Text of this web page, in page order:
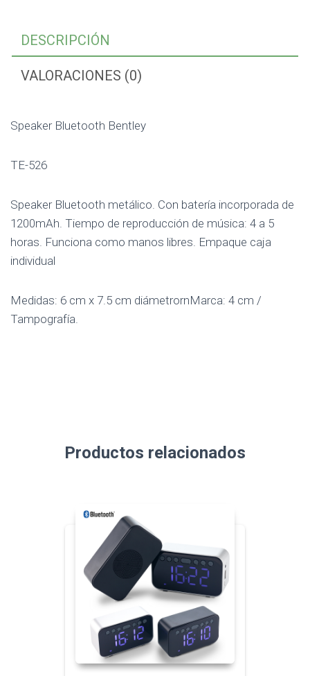
DESCRIPCIÓN
VALORACIONES (0)
Speaker Bluetooth Bentley
TE-526
Speaker Bluetooth metálico. Con batería incorporada de
1200mAh. Tiempo de reproducción de música: 4 a 5
horas. Funciona como manos libres. Empaque caja
individual
Medidas: 6 cm x 7.5 cm diámetrornMarca: 4 cm /
Tampografía.
Productos relacionados